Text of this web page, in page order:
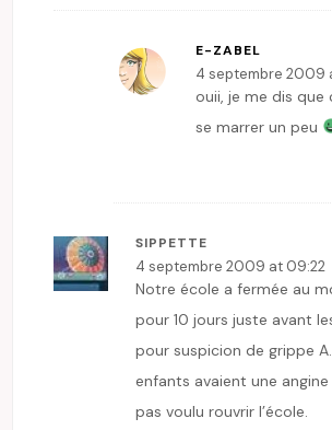
E-ZABEL
4 septembre 2009
ouii, je me dis que
se marrer un peu
SIPPETTE
4 septembre 2009 at 09:22
Notre école a fermée au
pour 10 jours juste avant
pour suspicion de grippe
enfants avaient une angine
pas voulu rouvrir l’école.